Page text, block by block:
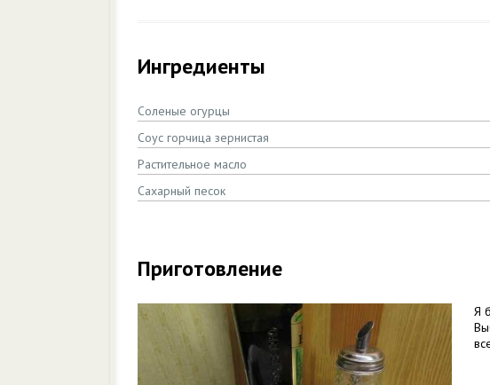
Ингредиенты
Соленые огурцы
Соус горчица зернистая
Растительное масло
Сахарный песок
Приготовление
Я